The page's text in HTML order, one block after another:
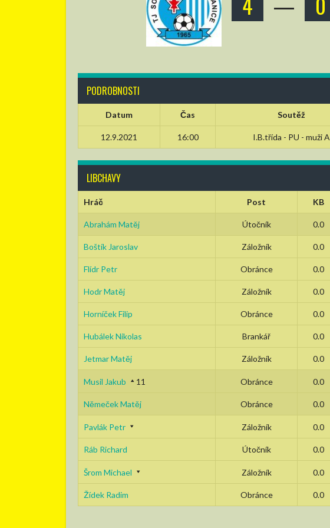
PODROBNOSTI
Datum Čas Soutěž
12.9.2021 16:00 I.B.třída - PU - muži A
LIBCHAVY
Hráč Post KB
Abrahám Matěj Útočník 0.0
Boštík Jaroslav Záložník 0.0
Flídr Petr Obránce 0.0
Hodr Matěj Záložník 0.0
Horníček Filip Obránce 0.0
Hubálek Nikolas Brankář 0.0
Jetmar Matěj Záložník 0.0
Musil Jakub 11 Obránce 0.0
Němeček Matěj Obránce 0.0
Pavlák Petr Záložník 0.0
Ráb Richard Útočník 0.0
Šrom Michael Záložník 0.0
Žídek Radim Obránce 0.0